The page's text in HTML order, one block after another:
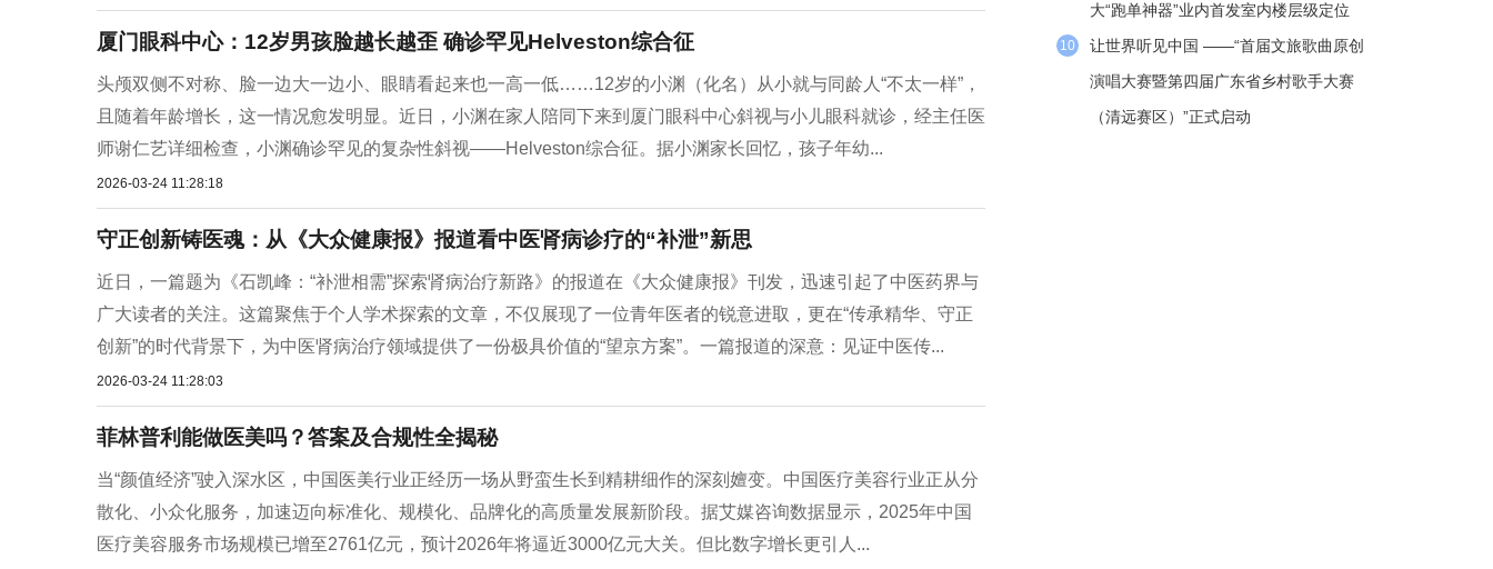
厦门眼科中心：12岁男孩脸越长越歪 确诊罕见Helveston综合征
头颅双侧不对称、脸一边大一边小、眼睛看起来也一高一低……12岁的小渊（化名）从小就与同龄人“不太一样”，
且随着年龄增长，这一情况愈发明显。近日，小渊在家人陪同下来到厦门眼科中心斜视与小儿眼科就诊，经主任医
师谢仁艺详细检查，小渊确诊罕见的复杂性斜视——Helveston综合征。据小渊家长回忆，孩子年幼...
2026-03-24 11:28:18
守正创新铸医魂：从《大众健康报》报道看中医肾病诊疗的“补泄”新思
近日，一篇题为《石凯峰：“补泄相需”探索肾病治疗新路》的报道在《大众健康报》刊发，迅速引起了中医药界与
广大读者的关注。这篇聚焦于个人学术探索的文章，不仅展现了一位青年医者的锐意进取，更在“传承精华、守正
创新”的时代背景下，为中医肾病治疗领域提供了一份极具价值的“望京方案”。一篇报道的深意：见证中医传...
2026-03-24 11:28:03
菲林普利能做医美吗？答案及合规性全揭秘
当“颜值经济”驶入深水区，中国医美行业正经历一场从野蛮生长到精耕细作的深刻嬗变。中国医疗美容行业正从分
散化、小众化服务，加速迈向标准化、规模化、品牌化的高质量发展新阶段。据艾媒咨询数据显示，2025年中国
医疗美容服务市场规模已增至2761亿元，预计2026年将逼近3000亿元大关。但比数字增长更引人...
大“跑单神器”业内首发室内楼层级定位
10
让世界听见中国 ——“首届文旅歌曲原创
演唱大赛暨第四届广东省乡村歌手大赛
（清远赛区）”正式启动